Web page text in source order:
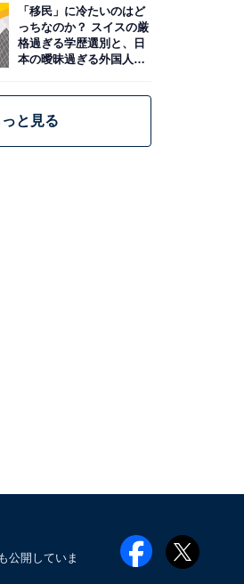
「移民」に冷たいのはど
っちなのか？ スイスの厳
格過ぎる学歴選別と、日
本の曖昧過ぎる外国人政
と見る
公開していま